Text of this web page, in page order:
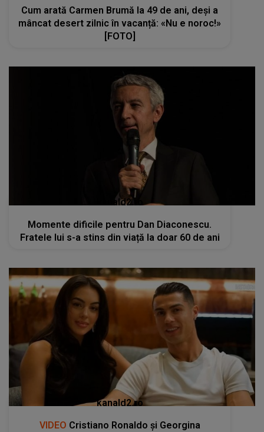
Cum arată Carmen Brumă la 49 de ani, deși a
mâncat desert zilnic în vacanță: «Nu e noroc!»
[FOTO]
kanald2.ro
Momente dificile pentru Dan Diaconescu.
Fratele lui s-a stins din viață la doar 60 de ani
kanald2.ro
VIDEO Cristiano Ronaldo și Georgina